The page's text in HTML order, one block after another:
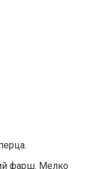
фарш. Мелко